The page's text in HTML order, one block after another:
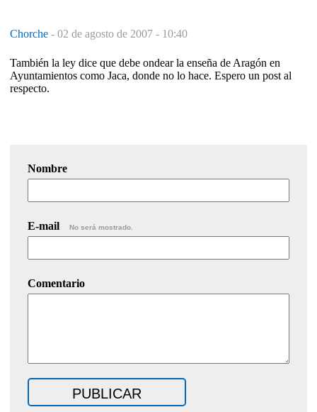
Chorche - 02 de agosto de 2007 - 10:40
También la ley dice que debe ondear la enseña de Aragón en
Ayuntamientos como Jaca, donde no lo hace. Espero un post al
respecto.
Nombre
E-mail No será mostrado.
Comentario